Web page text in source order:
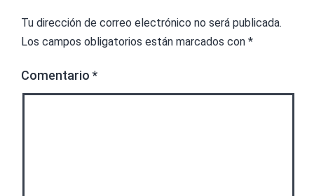
Tu dirección de correo electrónico no será publicada.
Los campos obligatorios están marcados con *
Comentario *